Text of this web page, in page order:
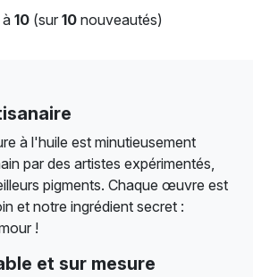
à 10 (sur 10 nouveautés)
à l'huile est minutieusement
par des artistes expérimentés,
pigments. Chaque œuvre est
et notre ingrédient secret :
!
et sur mesure